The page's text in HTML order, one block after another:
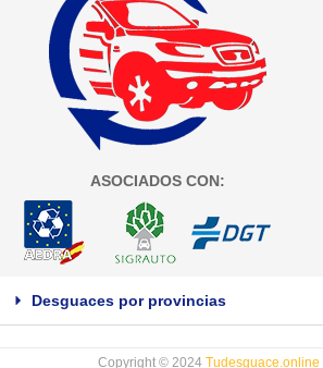
ASOCIADOS CON:
Desguaces por provincias
Copyright © 2024 Tudesguace.online